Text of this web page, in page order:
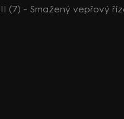
(7) - Smažený vepřový